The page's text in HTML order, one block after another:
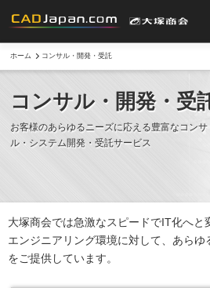
ホーム コンサル・開発・受託
コンサル・開発・受
お客様のあらゆるニーズに応える豊富なコンサ
ル・システム開発・受託サービス
大塚商会では急激なスピードでIT化へと
エンジニアリング環境に対して、あらゆ
をご提供しています。